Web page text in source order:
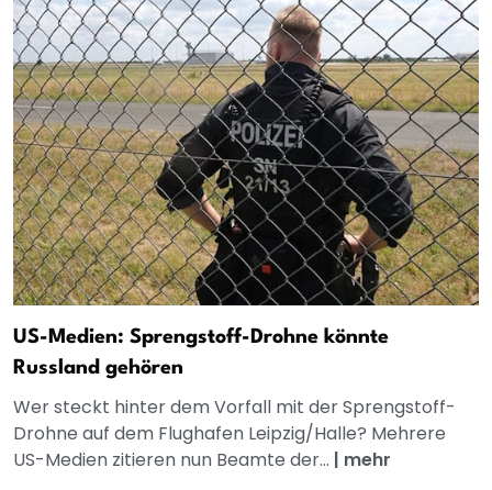
US-Medien: Sprengstoff-Drohne könnte
Russland gehören
Wer steckt hinter dem Vorfall mit der Sprengstoff-
Drohne auf dem Flughafen Leipzig/Halle? Mehrere
US-Medien zitieren nun Beamte der... | mehr